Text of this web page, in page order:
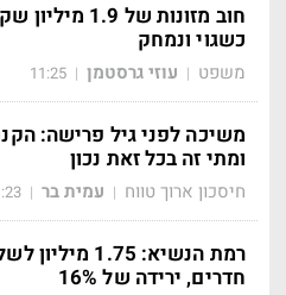
חוב מזונות של 1.9
כשגוי ונמחק
משפט | עוזי גרסטמן |
11:25
משיכה לפני גיל פרישה:
ומתי זה בכל זאת נכון
חיסכון ארוך טווח | עמית בר |
רמת הנשיא: 1.75
חדרים, ירידה של 16%